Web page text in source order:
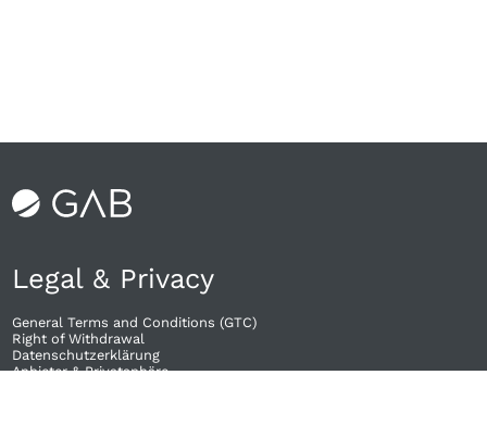
Legal & Privacy
General Terms and Conditions (GTC)
Right of Withdrawal​
Datenschutzerklärung
Anbieter & Privatsphäre